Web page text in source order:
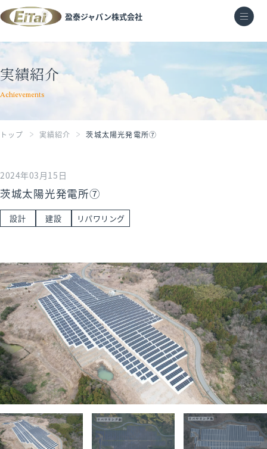
盈泰ジャパン株式会社
実績紹介
Achievements
トップ 実績紹介 茨城太陽光発電所⑦
2024年03月15日
茨城太陽光発電所⑦
設計 建設 リパワリング